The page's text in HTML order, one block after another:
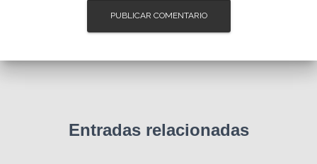
Entradas relacionadas